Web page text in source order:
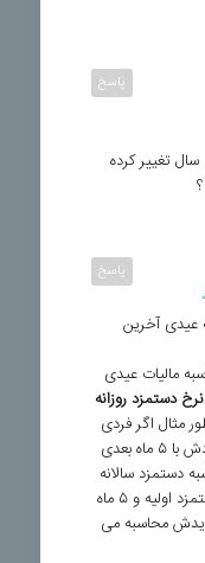
تغییر کرده
پاسخ
عیدی آخرین
مالیات عیدی
نرخ دستمزد روزانه
مثال اگر فردی
۷ ماه اول سال نرخ دستمزدش با ۵ ماه بعدی
دستمزد سالانه
۷ ماه اول سال را با نرخ دستمزد اولیه و ۵ ماه
محاسبه می
پاسخ